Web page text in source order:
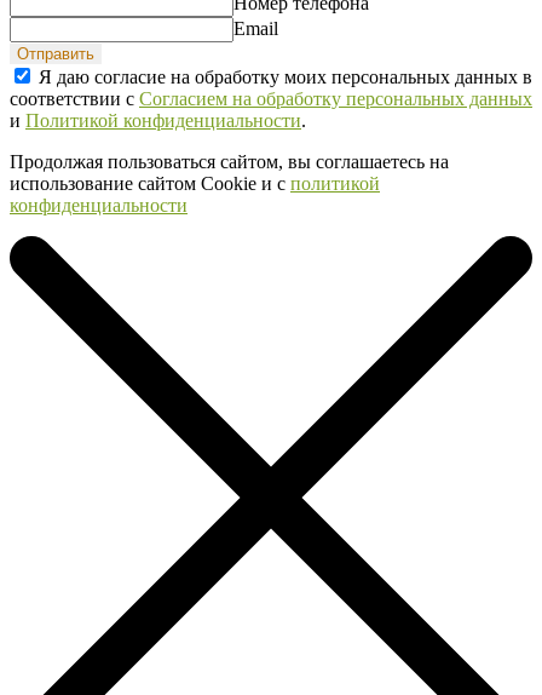
Email
Отправить
Я даю согласие на обработку моих персональных данных в
соответствии с Согласием на обработку персональных данных
и Политикой конфиденциальности.
Продолжая пользоваться сайтом, вы соглашаетесь на
использование сайтом Cookie и с политикой
конфиденциальности